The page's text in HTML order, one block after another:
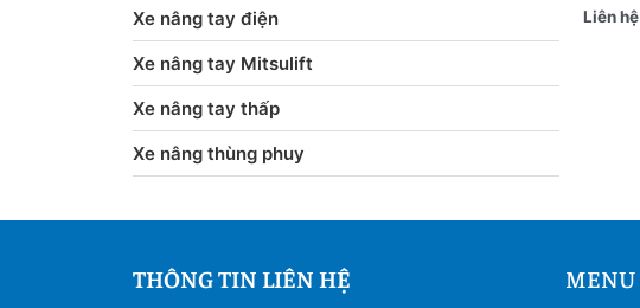
Xe nâng tay điện
Xe nâng tay Mitsulift
Xe nâng tay thấp
Xe nâng thùng phuy
Liên hệ
THÔNG TIN LIÊN HỆ MENU